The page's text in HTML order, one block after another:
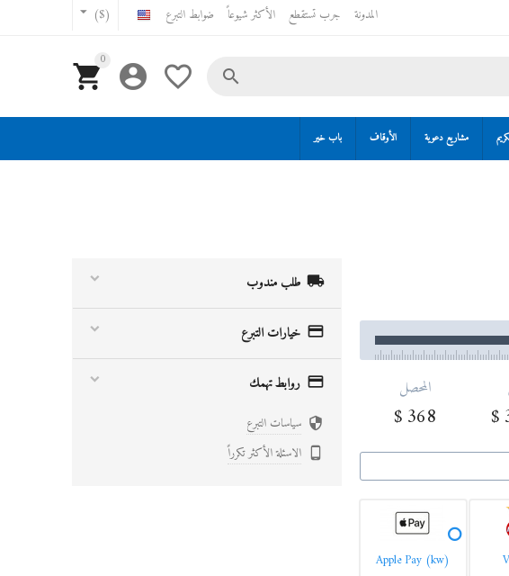
($) المدونة جرب تستقطع الأكثر شيوعاً ضوابط التبرع
0
   
مشاريع دعوية الأوقاف باب خير
$
المحصل
368
$
Apple Pay (kw)
 طلب مندوب
 خيارات التبرع
 روابط تهمك
 سياسات التبرع
 الاسئلة الأكثر تكرراً